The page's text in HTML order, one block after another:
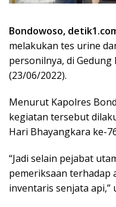
Bondowoso,
melakukan tes urine
personilnya, di Gedung
(23/06/2022).
Menurut Kapolres
kegiatan tersebut
Hari Bhayangkara ke-
“Jadi selain pejabat
pemeriksaan terhadap
inventaris senjata api,”